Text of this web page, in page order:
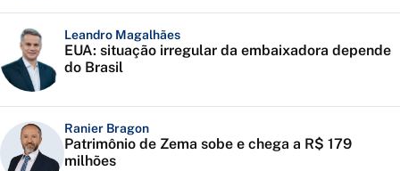
Leandro Magalhães
EUA: situação irregular da embaixadora depende
do Brasil
Ranier Bragon
Patrimônio de Zema sobe e chega a R$ 179
milhões